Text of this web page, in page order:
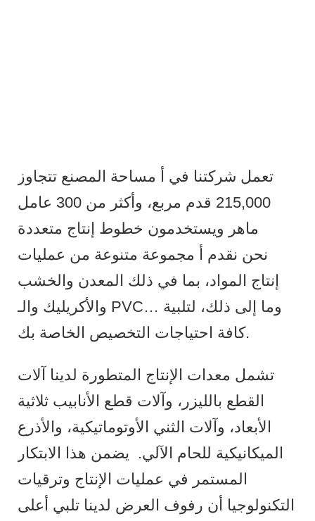
تعمل شركتنا في أ مساحة المصنع تتجاوز
215,000 قدم مربع، وأكثر من 300 عامل
نحن نقدم أ مجموعة متنوعة من عمليات
إنتاج المواد، بما في ذلك المعدن والخشب
والأكريليك والـ PVC… وما إلى ذلك، لتلبية
كافة احتياجات التخصيص الخاصة بك.
تشمل معدات الإنتاج المتطورة لدينا آلات
القطع بالليزر، وآلات قطع الأنابيب ثلاثية
الأبعاد، وآلات الثني الأوتوماتيكية، والأذرع
الميكانيكية للحام الآلي. يضمن هذا الابتكار
المستمر في عمليات الإنتاج وترقيات
التكنولوجيا أن رفوف العرض لدينا تلبي أعلى